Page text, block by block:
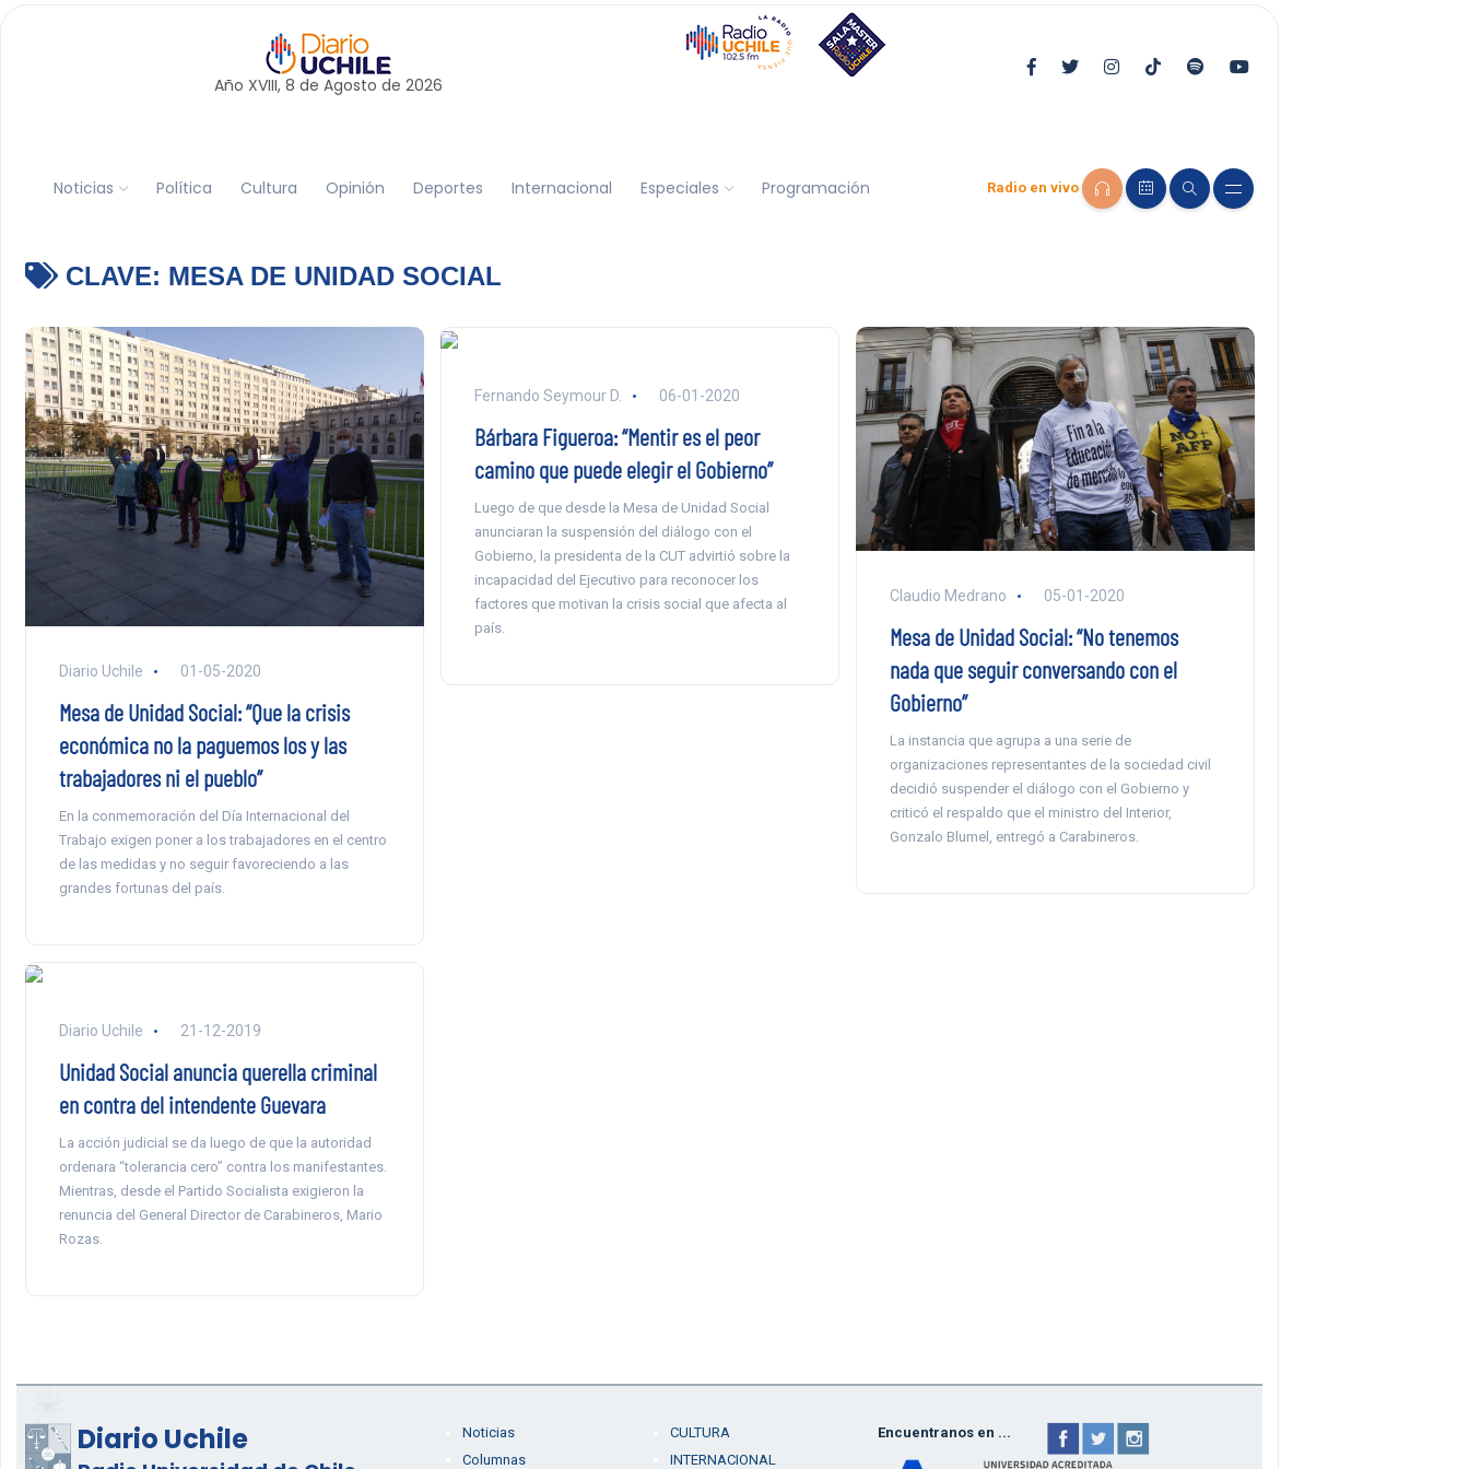
Año XVIII, 8 de Agosto de 2026
Noticias Política Cultura Opinión Deportes Internacional Especiales Programación Radio en vivo
CLAVE: MESA DE UNIDAD SOCIAL
Diario Uchile 01-05-2020
Mesa de Unidad Social: “Que la crisis
económica no la paguemos los y las
trabajadores ni el pueblo”
En la conmemoración del Día Internacional del
Trabajo exigen poner a los trabajadores en el centro
de las medidas y no seguir favoreciendo a las
grandes fortunas del país.
Fernando Seymour D. 06-01-2020
Bárbara Figueroa: “Mentir es el peor
camino que puede elegir el Gobierno”
Luego de que desde la Mesa de Unidad Social
anunciaran la suspensión del diálogo con el
Gobierno, la presidenta de la CUT advirtió sobre la
incapacidad del Ejecutivo para reconocer los
factores que motivan la crisis social que afecta al
país.
Claudio Medrano 05-01-2020
Mesa de Unidad Social: “No tenemos
nada que seguir conversando con el
Gobierno”
La instancia que agrupa a una serie de
organizaciones representantes de la sociedad civil
decidió suspender el diálogo con el Gobierno y
criticó el respaldo que el ministro del Interior,
Gonzalo Blumel, entregó a Carabineros.
Diario Uchile 21-12-2019
Unidad Social anuncia querella criminal
en contra del intendente Guevara
La acción judicial se da luego de que la autoridad
ordenara “tolerancia cero” contra los manifestantes.
Mientras, desde el Partido Socialista exigieron la
renuncia del General Director de Carabineros, Mario
Rozas.
Diario Uchile
Noticias
Columnas
CULTURA
INTERNACIONAL
Encuentranos en ...